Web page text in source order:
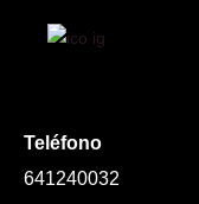
Teléfono
641240032